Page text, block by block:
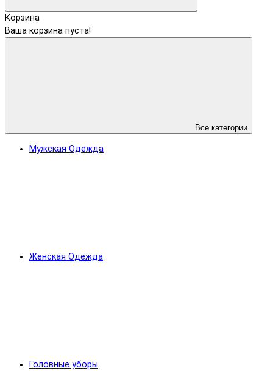
Корзина
Ваша корзина пуста!
Все категории
Мужская Одежда
Женская Одежда
Головные уборы